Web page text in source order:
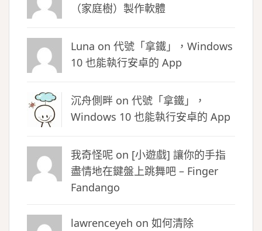
（家庭樹）製作軟體
Luna on 代號「拿鐵」，Windows
10 也能執行安卓的 App
沉舟側畔 on 代號「拿鐵」，
Windows 10 也能執行安卓的 App
我奇怪呢 on [小遊戲] 讓你的手指
盡情地在鍵盤上跳舞吧 – Finger
Fandango
lawrenceyeh on 如何清除